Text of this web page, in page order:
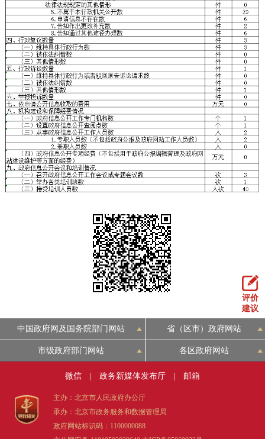
评价
建议
中国政府网及国务院部门网站 省（区市）政府网站
市级政府部门网站 各区政府网站
微信 政务新媒体发布厅 邮箱
主办：北京市人民政府办公厅
承办：北京市政务服务和数据管理局
政府网站标识码：1100000088